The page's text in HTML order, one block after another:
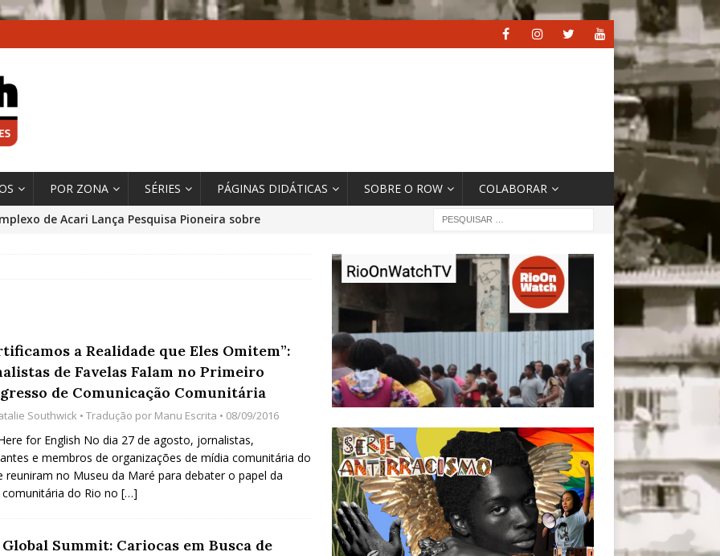
POR ZONA SÉRIES PÁGINAS DIDÁTICAS SOBRE O ROW COLABORAR
de Acari Lança Pesquisa Pioneira sobre
Fogo que Impulsionam a Mudança de que
Cidades
*DESTAQUE
Começou com uma Praça em Ramos [OPINIÃO]
Agroecológico com os Povos das Águas Reúne
e Inauguração da Feira da Praia do Remanso
COBERTURA DE EVENTOS
Nova Via Mobilidade 10 Anos Após Rio2016
a Realidade que Eles Omitem”:
de Favelas Falam no Primeiro
de Comunicação Comunitária
Southwick • Tradução por Manu Escrita • 08/09/2016
for English No dia 27 de agosto, jornalistas,
e membros de organizações de mídia comunitária do
reuniram no Museu da Maré para debater o papel da
do Rio no […]
Summit: Cariocas em Busca de